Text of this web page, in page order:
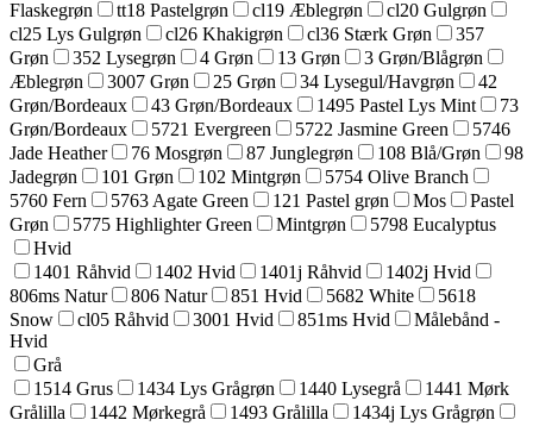
Flaskegrøn
tt18 Pastelgrøn cl19 Æblegrøn
cl20 Gulgrøn
cl25 Lys Gulgrøn
cl26 Khakigrøn cl36 Stærk Grøn
357
Grøn
352 Lysegrøn 4 Grøn 13 Grøn
3 Grøn/Blågrøn
Æblegrøn
3007 Grøn 25 Grøn 34 Lysegul/Havgrøn
42
Grøn/Bordeaux
43 Grøn/Bordeaux 1495 Pastel Lys Mint
73
Grøn/Bordeaux
5721 Evergreen 5722 Jasmine Green
5746
Jade Heather
76 Mosgrøn 87 Junglegrøn 108 Blå/Grøn
98
Jadegrøn
101 Grøn 102 Mintgrøn
5754 Olive Branch
5760 Fern
5763 Agate Green 121 Pastel grøn Mos
Pastel
Grøn
5775 Highlighter Green Mintgrøn
5798 Eucalyptus
Hvid
1401 Råhvid
1402 Hvid 1401j Råhvid
1402j Hvid
806ms Natur
806 Natur 851 Hvid 5682 White
5618
Snow
cl05 Råhvid 3001 Hvid 851ms Hvid
Målebånd -
Hvid
Grå
1514 Grus
1434 Lys Grågrøn 1440 Lysegrå
1441 Mørk
Grålilla
1442 Mørkegrå 1493 Grålilla
1434j Lys Grågrøn